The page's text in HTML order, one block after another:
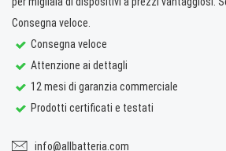
Consegna veloce.
Consegna veloce
Attenzione ai dettagli
12 mesi di garanzia commerciale
Prodotti certificati e testati
info@allbatteria.com